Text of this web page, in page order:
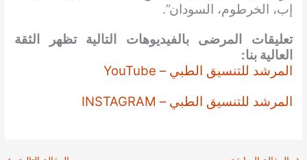
إب، الخرطوم، السودان”.
تعليقات المرضى بالفيديوهات التالية تظهر الثقة
العالية بنا:
المرشد للتنسيق الطبي – YouTube
المرشد للتنسيق الطبي – INSTAGRAM